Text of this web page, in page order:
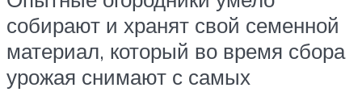
собирают и хранят свой семенной
материал, который во время сбора
урожая снимают с самых